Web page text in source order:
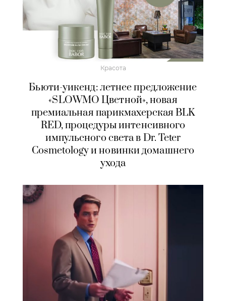
Красота
Бьюти-уикенд: летнее предложение
«SLOWMO Цветной», новая
премиальная парикмахерская BLK
RED, процедуры интенсивного
импульсного света в Dr. Teter
Cosmetology и новинки домашнего
ухода